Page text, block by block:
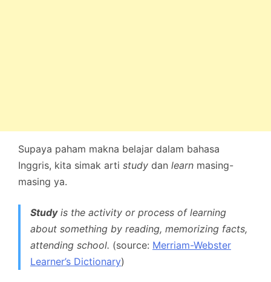
Supaya paham makna belajar dalam bahasa
Inggris, kita simak arti study dan learn masing-
masing ya.
Studyis the activity or process of learning
about something by reading, memorizing facts,
attending school. (source: Merriam-Webster
Learner’s Dictionary)